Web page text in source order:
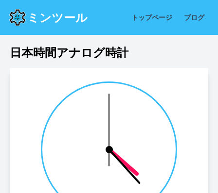
ミンツール トップページ ブログ
日本時間アナログ時計